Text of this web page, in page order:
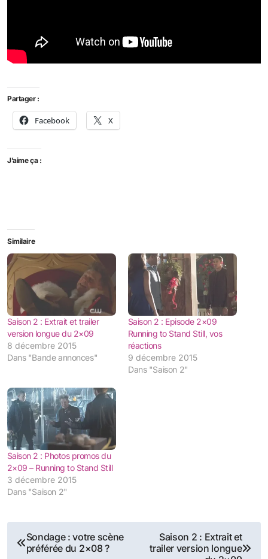
Partager :
Facebook X
J’aime ça :
Similaire
Saison 2 : Extrait et trailer
version longue du 2×09
8 décembre 2015
Dans "Bande annonces"
Saison 2 : Episode 2×09
Running to Stand Still, vos
réactions
9 décembre 2015
Dans "Saison 2"
Saison 2 : Photos promos du
2×09 – Running to Stand Still
3 décembre 2015
Dans "Saison 2"
Navigation
Sondage : votre scène
préférée du 2×08 ?
Saison 2 : Extrait et
trailer version longue